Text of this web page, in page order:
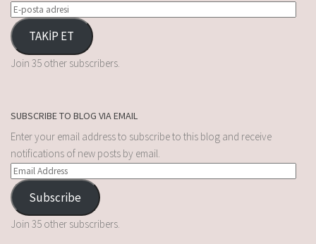
TAKİP ET
Join 35 other subscribers.
SUBSCRIBE TO BLOG VIA EMAIL
Enter your email address to subscribe to this blog and receive
notifications of new posts by email.
Subscribe
Join 35 other subscribers.